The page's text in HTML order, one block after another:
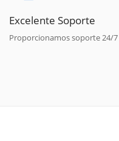
Excelente Soporte
Proporcionamos soporte 24/